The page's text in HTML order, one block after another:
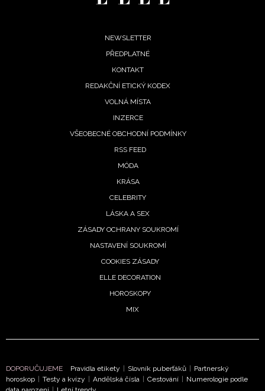
NEWSLETTER
PŘEDPLATNÉ
KONTAKT
REDAKČNÍ ETICKÝ KODEX
VOLNÁ MÍSTA
INZERCE
VŠEOBECNÉ OBCHODNÍ PODMÍNKY
RSS FEED
MÓDA
KRÁSA
CELEBRITY
LÁSKA A SEX
ZÁSADY OCHRANY SOUKROMÍ
NASTAVENÍ SOUKROMÍ
COOKIES ZÁSADY
ELLE DECORATION
HOROSKOPY
MIX
DOPORUČUJEME Pravidla etikety Slovník puberťáků
Partnerský
horoskop
Testy a kvízy Andělská čísla Cestování
Numerologie podle